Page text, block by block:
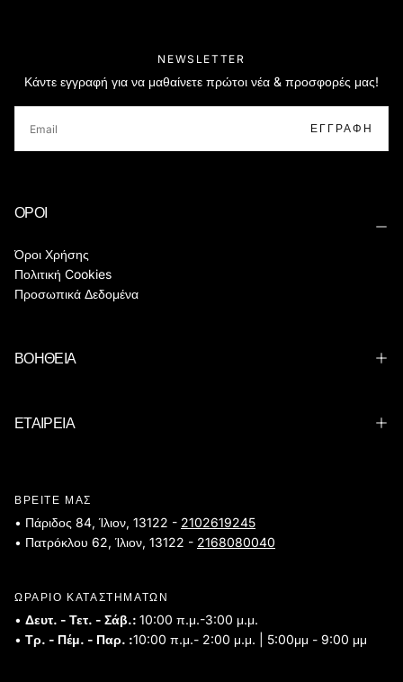
NEWSLETTER
Κάντε εγγραφή για να μαθαίνετε πρώτοι νέα & προσφορές μας!
ΕΓΓΡΑΦΉ
ΟΡΟΙ
Όροι Χρήσης
Πολιτική Cookies
Προσωπικά Δεδομένα
ΒΟΗΘΕΙΑ
ΕΤΑΙΡΕΙΑ
ΒΡΕΙΤΕ ΜΑΣ
• Πάριδος 84, Ίλιον, 13122 - 2102619245
• Πατρόκλου 62, Ίλιον, 13122 - 2168080040
ΩΡΑΡΙΟ ΚΑΤΑΣΤΗΜΑΤΩΝ
• Δευτ. - Τετ. - Σάβ.: 10:00 π.μ.-3:00 μ.μ.
• Τρ. - Πέμ. - Παρ. :10:00 π.μ.- 2:00 μ.μ. | 5:00μμ - 9:00 μμ